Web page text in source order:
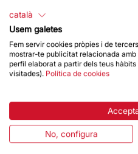
Va tenir lloc el dilluns 15
català
Usem galetes
Fem servir cookies pròpies i de
mostrar-te publicitat relacionada
perfil elaborat a partir dels teus
visitades). Política de cookies
No, configura